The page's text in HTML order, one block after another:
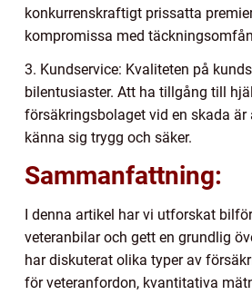
konkurrenskraftigt prissatta
kompromissa med
3. Kundservice: Kvaliteten på
bilentusiaster. Att ha tillgång till
försäkringsbolaget vid en skada
känna sig trygg och säker.
Sammanfattning:
I denna artikel har vi utforskat
veteranbilar och gett en grundlig
har diskuterat olika typer av
för veteranfordon, kvantitativa